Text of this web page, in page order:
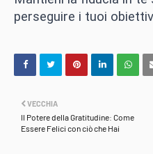
perseguire i tuoi
VECCHIA
Il Potere della Gratitudine: Come
Essere Felici con ciò che Hai